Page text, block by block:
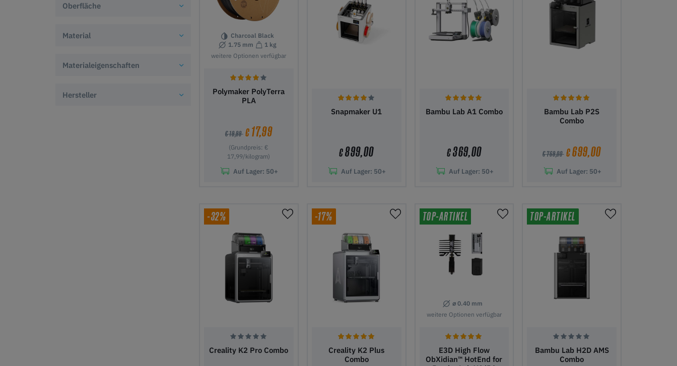
Oberfläche
Material
Materialeigenschaften
Hersteller
Charcoal Black
1.75 mm
1 kg
weitere Optionen verfügbar
Polymaker PolyTerra
PLA
€ 19,99 €17,99
(Grundpreis: €
17,99/kilogram)
Auf Lager: 50+
Snapmaker U1
€899,00
Auf Lager: 50+
Bambu Lab A1 Combo
€369,00
Auf Lager: 50+
Bambu Lab P2S
Combo
€ 769,00 €699,00
Auf Lager: 50+
-32%
Creality K2 Pro Combo
-17%
Creality K2 Plus
Combo
TOP-ARTIKEL
⌀ 0.40 mm
weitere Optionen verfügbar
E3D High Flow
ObXidian™ HotEnd for
TOP-ARTIKEL
Bambu Lab H2D AMS
Combo